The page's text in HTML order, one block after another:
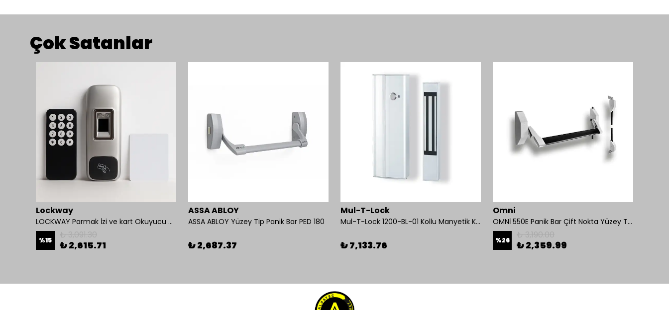
Çok Satanlar
Lockway
LOCKWAY Parmak İzi ve kart Okuyucu Kontrol Paneli
%15 ₺ 2,615.71
ASSA ABLOY
ASSA ABLOY Yüzey Tip Panik Bar PED 180
₺ 2,687.37
Mul-T-Lock
Mul-T-Lock 1200-BL-01 Kollu Manyetik Kilit 272 kg 600 Lbs
₺ 7,133.76
Omni
OMNİ 550E Panik Bar Çift Nokta Yüzey Tip
%26 ₺ 2,359.99